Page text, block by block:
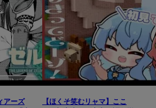
アーズ
【ほくそ笑むリャマ】ここ